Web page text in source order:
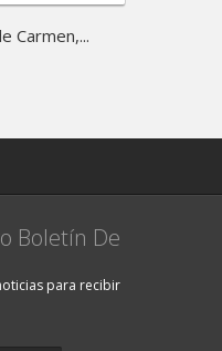
Carmen,...
Boletín De
para recibir